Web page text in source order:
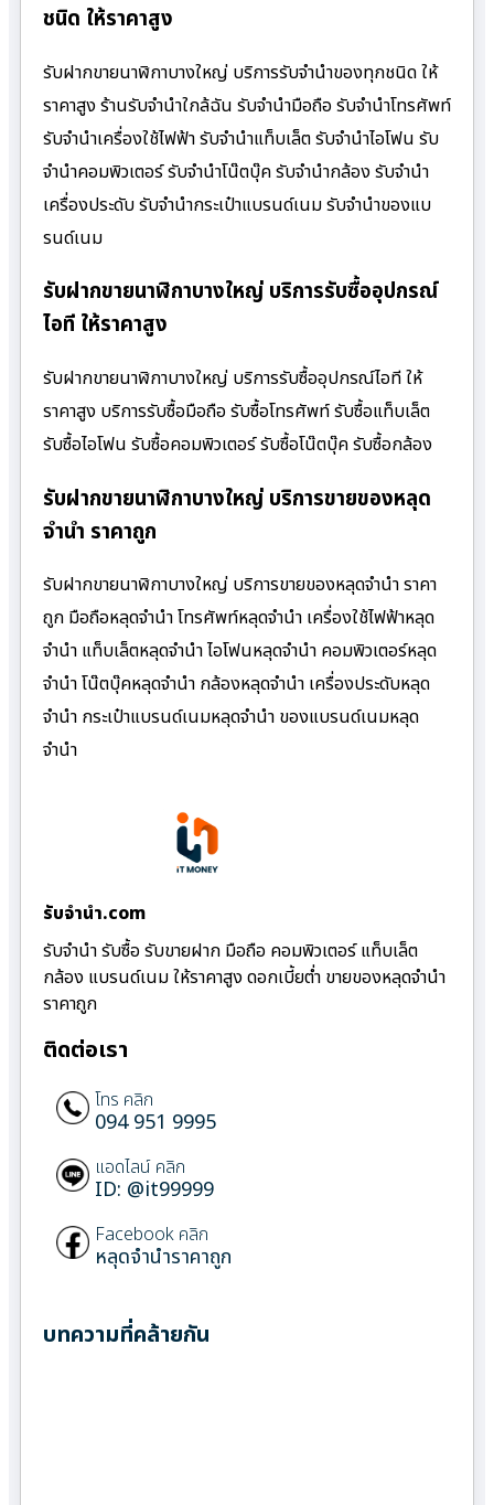
ชนิด ให้ราคาสูง
รับฝากขายนาฬิกาบางใหญ่ บริการรับจำนำของทุกชนิด ให้
ราคาสูง ร้านรับจํานําใกล้ฉัน รับจำนำมือถือ รับจำนำโทรศัพท์
รับจำนำเครื่องใช้ไฟฟ้า รับจำนำแท็บเล็ต รับจำนำไอโฟน รับ
จำนำคอมพิวเตอร์ รับจำนำโน๊ตบุ๊ค รับจำนำกล้อง รับจำนำ
เครื่องประดับ รับจำนำกระเป๋าแบรนด์เนม รับจำนำของแบ
รนด์เนม
รับฝากขายนาฬิกาบางใหญ่ บริการรับซื้ออุปกรณ์
ไอที ให้ราคาสูง
รับฝากขายนาฬิกาบางใหญ่ บริการรับซื้ออุปกรณ์ไอที ให้
ราคาสูง บริการรับซื้อมือถือ รับซื้อโทรศัพท์ รับซื้อแท็บเล็ต
รับซื้อไอโฟน รับซื้อคอมพิวเตอร์ รับซื้อโน๊ตบุ๊ค รับซื้อกล้อง
รับฝากขายนาฬิกาบางใหญ่ บริการขายของหลุด
จำนำ ราคาถูก
รับฝากขายนาฬิกาบางใหญ่ บริการขายของหลุดจำนำ ราคา
ถูก มือถือหลุดจำนำ โทรศัพท์หลุดจำนำ เครื่องใช้ไฟฟ้าหลุด
จำนำ แท็บเล็ตหลุดจำนำ ไอโฟนหลุดจำนำ คอมพิวเตอร์หลุด
จำนำ โน๊ตบุ๊คหลุดจำนำ กล้องหลุดจำนำ เครื่องประดับหลุด
จำนำ กระเป๋าแบรนด์เนมหลุดจำนำ ของแบรนด์เนมหลุด
จำนำ
รับจํานํา.com
รับจำนำ รับซื้อ รับขายฝาก มือถือ คอมพิวเตอร์ แท็บเล็ต
กล้อง แบรนด์เนม ให้ราคาสูง ดอกเบี้ยต่ำ ขายของหลุดจำนำ
ราคาถูก
ติดต่อเรา
โทร คลิก
094 951 9995
แอดไลน์ คลิก
ID: @it99999
Facebook คลิก
หลุดจำนำราคาถูก
บทความที่คล้ายกัน